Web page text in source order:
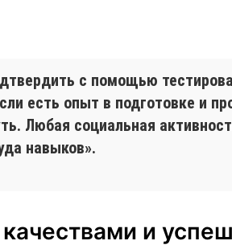
с помощью
есть опыт в подготовке и
Любая социальная
навыков».
и